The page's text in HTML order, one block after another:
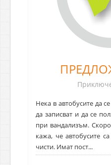
Нека в автобусите да
да записват и да се
при вандализъм.
кажа, че автобусите
чисти. Имат пост...